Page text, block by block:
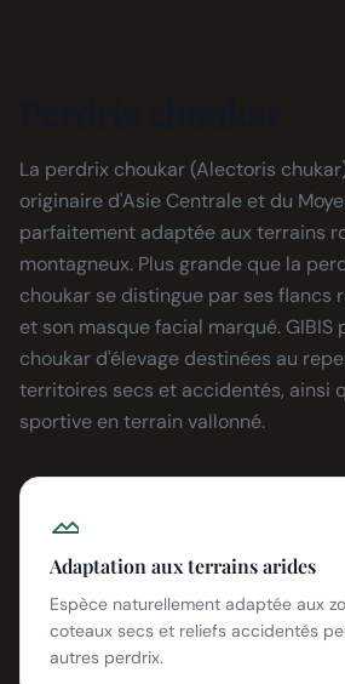
La perdrix choukar (Alectoris
originaire d'Asie Centrale et du
parfaitement adaptée aux terrains
montagneux. Plus grande que la
choukar se distingue par ses flancs
et son masque facial marqué.
choukar d'élevage destinées au
territoires secs et accidentés, ainsi
sportive en terrain vallonné.
Adaptation aux terrains arides
Espèce naturellement adaptée aux
coteaux secs et reliefs accidentés
autres perdrix.